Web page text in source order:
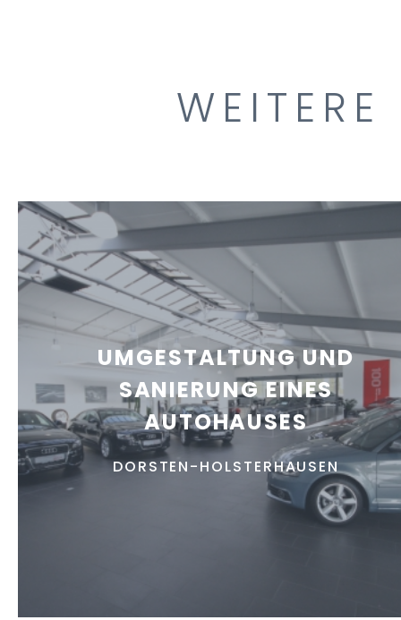
WEITERE
UMGESTALTUNG UND
SANIERUNG EINES
AUTOHAUSES
DORSTEN-HOLSTERHAUSEN